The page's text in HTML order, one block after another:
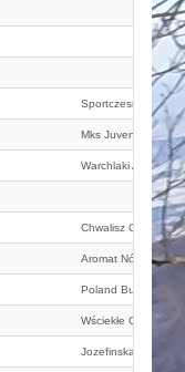
Sportczesna
Mks Juvenia
Warchlaki Adelajdy
Chwalisz Czy Nie
Aromat Nóg
Poland Business
Wściekłe Chomiki
Jozefinska Team